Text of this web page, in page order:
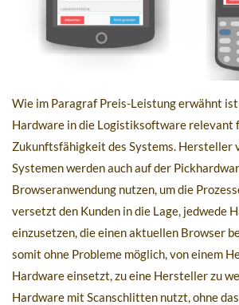
Wie im Paragraf Preis-Leistung erwähnt
Hardware in die Logistiksoftware relevant
Zukunftsfähigkeit des Systems. Hersteller
Systemen werden auch auf der
Browseranwendung nutzen, um die
versetzt den Kunden in die Lage, jedwede
einzusetzen, die einen aktuellen Browser
somit ohne Probleme möglich, von einem
Hardware einsetzt, zu eine Hersteller zu
Hardware mit Scanschlitten nutzt, ohne